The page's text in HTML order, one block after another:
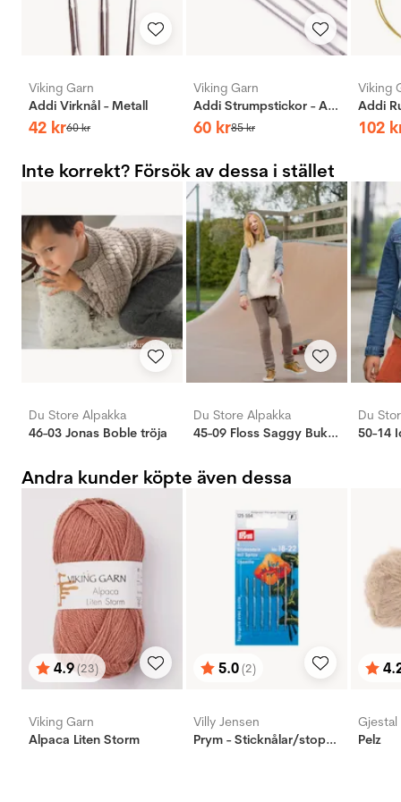
Viking Garn
Addi Virknål - Metall
42 kr60kr
Viking Garn
Addi Strumpstickor - Aluminium
60 kr85kr
Viking
102
Inte korrekt? Försök av dessa i stället
Du Store Alpakka
46-03 Jonas Boble tröja
Du Store Alpakka
45-09 Floss Saggy Bukse
Du
50-14
Andra kunder köpte även dessa
Betyg:
4.9(23)
utav 5 stjärnor
Viking Garn
Alpaca Liten Storm
Betyg:
5.0(2)
utav 5 stjärnor
Villy Jensen
Prym - Sticknålar/stoppnålar (6st) - 18-22
utav
Gjestal
Pelz